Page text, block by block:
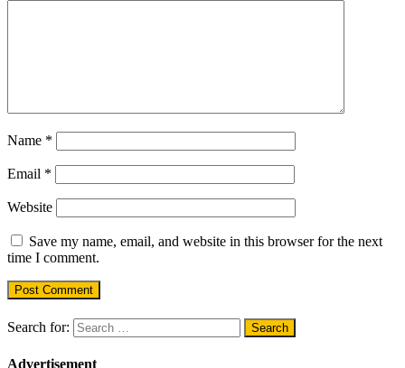
Name *
Email *
Website
Save my name, email, and website in this browser for the next
time I comment.
Search for:
Advertisement